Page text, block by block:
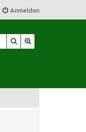
Anmelden
Suche